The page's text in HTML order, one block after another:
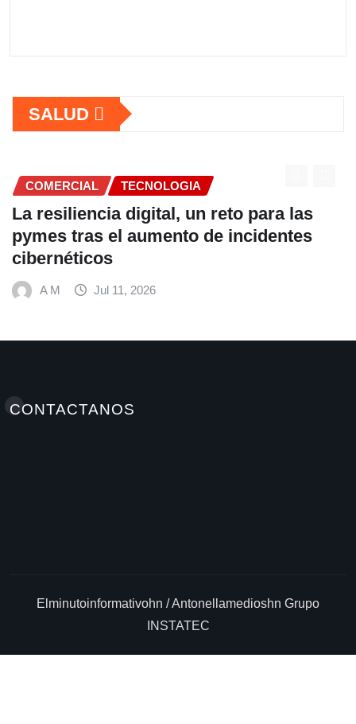
SALUD
las
COMERCIAL
Fundación Ficohsa fortalece la
alimentación escolar y
hábitos saludables junto al
Mundial de Alimentos y Nestlé
Elminutoinformativohn / Antonellamedioshn Grupo